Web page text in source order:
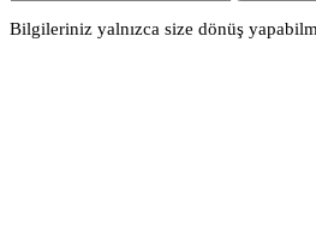
Bilgileriniz yalnızca size dönüş